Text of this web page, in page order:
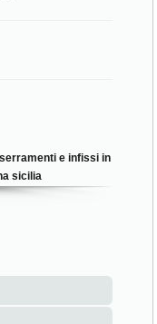
e infissi in
sicilia